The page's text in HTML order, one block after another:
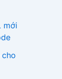
mới
cho